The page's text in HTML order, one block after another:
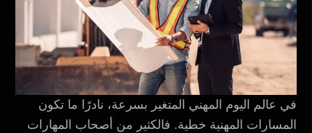
في عالم اليوم المهني المتغير بسرعة، نادرًا ما تكون
المسارات المهنية خطية. فالكثير من أصحاب المهارات